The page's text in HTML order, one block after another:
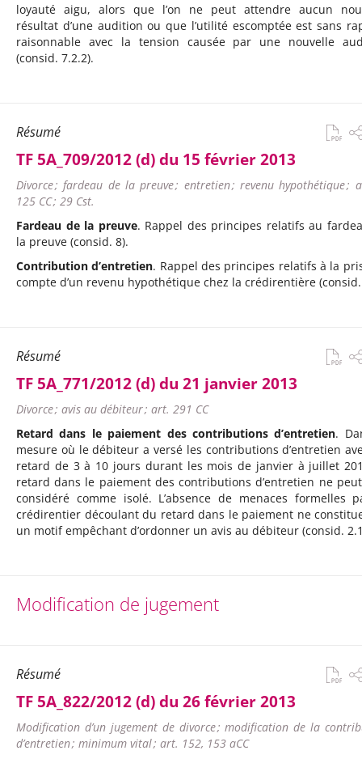
loyauté aigu, alors que l’on ne peut attendre aucun
résultat d’une audition ou que l’utilité escomptée est sans
raisonnable avec la tension causée par une nouvelle
(consid. 7.2.2).
Résumé
TF 5A_709/2012 (d) du 15 février 2013
Divorce ; fardeau de la preuve ; entretien ; revenu hypothétique ;
125 CC ; 29 Cst.
Fardeau de la preuve. Rappel des principes relatifs au
la preuve (consid. 8).
Contribution d’entretien. Rappel des principes relatifs à la
compte d’un revenu hypothétique chez la crédirentière
Résumé
TF 5A_771/2012 (d) du 21 janvier 2013
Divorce ; avis au débiteur ; art. 291 CC
Retard dans le paiement des contributions d’entretien.
mesure où le débiteur a versé les contributions d’entretien
retard de 3 à 10 jours durant les mois de janvier à juillet
retard dans le paiement des contributions d’entretien ne
considéré comme isolé. L’absence de menaces formelles
crédirentier découlant du retard dans le paiement ne
un motif empêchant d’ordonner un avis au débiteur (consid.
Modification de jugement
Résumé
TF 5A_822/2012 (d) du 26 février 2013
Modification d’un jugement de divorce ; modification de la
d’entretien ; minimum vital ; art. 152, 153 aCC